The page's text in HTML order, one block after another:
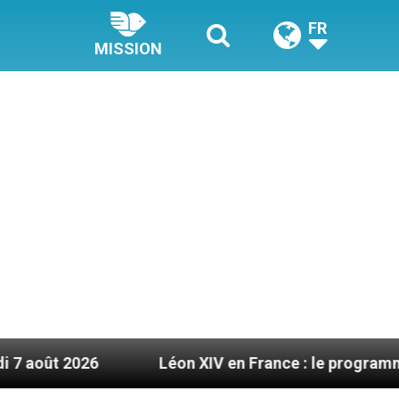
MISSION
FR
Léon XIV en France : le programme détaillé